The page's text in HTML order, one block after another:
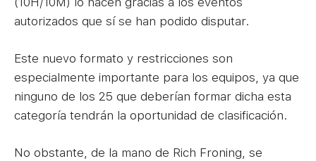
autorizados que sí se han podido disputar.
Este nuevo formato y restricciones son
especialmente importante para los equipos, ya que
ninguno de los 25 que deberían formar dicha esta
categoría tendrán la oportunidad de clasificación.
No obstante, de la mano de Rich Froning, se